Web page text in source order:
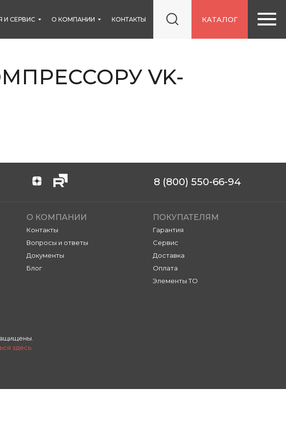
И СЕРВИС КОНТАКТЫ КАТАЛОГ
О КОМПАНИИ
VK-
здесь
О КОМПАНИИ
Контакты
Вопросы и ответы
Документы
Блог
ПОКУПАТЕЛЯМ
Гарантия
Сервис
Доставка
Оплата
Элементы ТО
8 (800) 550-66-94